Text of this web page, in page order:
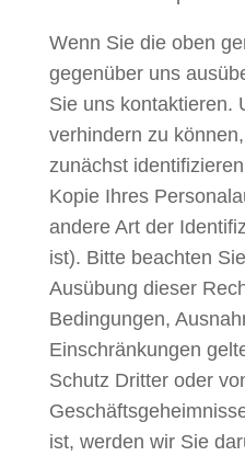
Wenn Sie die oben
gegenüber uns
Sie uns kontaktieren.
verhindern zu
zunächst
Kopie Ihres
andere Art der
ist). Bitte beachten
Ausübung dieser
Bedingungen,
Einschränkungen
Schutz Dritter oder
ist, werden wir Sie